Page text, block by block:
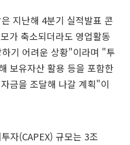
지난해 4분기 실적발표 콘
가 축소되더라도 영업활동
기 어려운 상황"이라며 "투
보유자산 활용 등을 포함한
금을 조달해 나갈 계획"이
자(CAPEX) 규모는 3조